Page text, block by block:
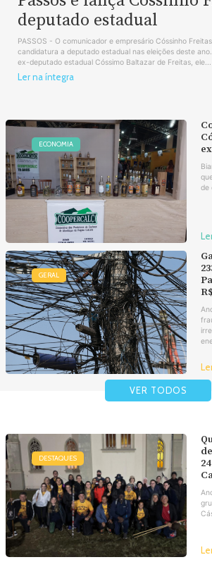
deputado estadual
PASSOS - O comunicador e empresário Cóssinho
candidatura a deputado estadual nas eleições deste
ex-deputado estadual Cóssimo Baltazar de Freitas, ele...
Ler na íntegra
ECONOMIA
de
GERAL
VER TODOS
DESTAQUES